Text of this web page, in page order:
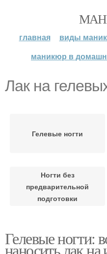
главная виды
маникюр в
Лак на
Гелевые ногти
Ногти без
предварительной
подготовки
Лак на гелевые ногти
Гелевые ногти: